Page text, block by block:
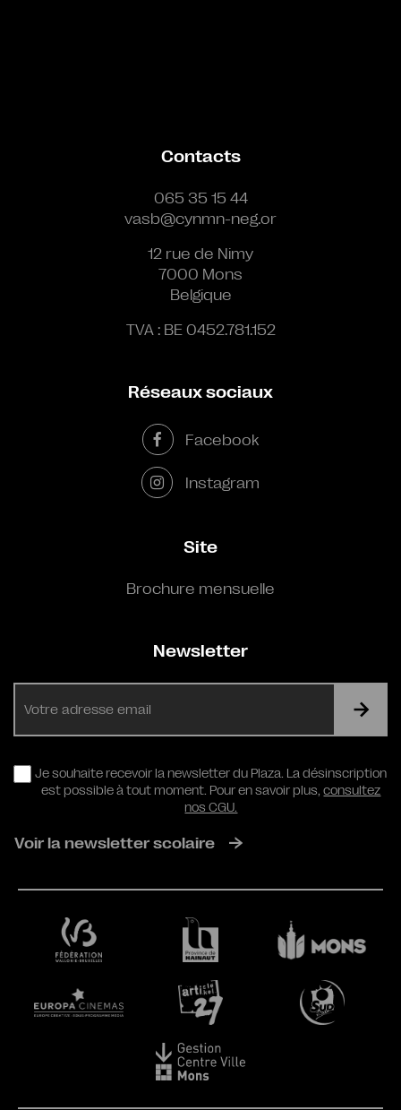
Contacts
065 35 15 44
vasb@cynmn-neg.or
12 rue de Nimy
7000 Mons
Belgique
TVA : BE 0452.781.152
Réseaux sociaux
Facebook
Instagram
Site
Brochure mensuelle
Newsletter
RGPD
Je souhaite recevoir la newsletter du Plaza. La désinscription
est possible à tout moment. Pour en savoir plus,consultez
nos CGU.
Voir la newsletter scolaire